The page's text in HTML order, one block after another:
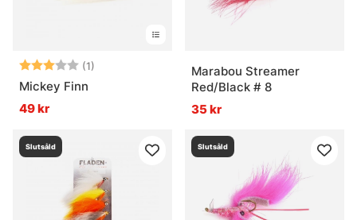
Betyg: (1)
3.0 utav 5 stjärnor
Mickey Finn
49 kr
Marabou Streamer
Red/Black # 8
35 kr
Slutsåld Slutsåld